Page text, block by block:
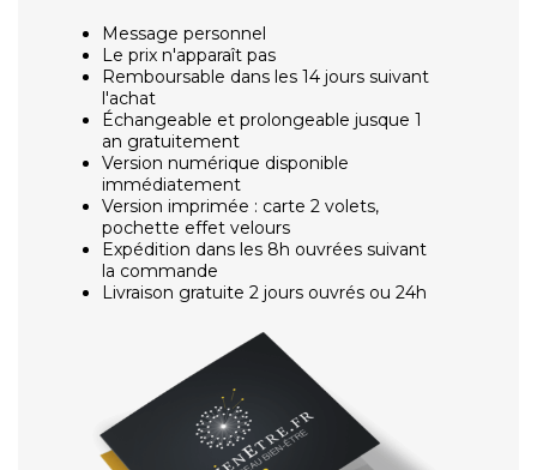
Message personnel
Le prix n'apparaît pas
Remboursable dans les 14 jours suivant
l'achat
Échangeable et prolongeable jusque 1
an gratuitement
Version numérique disponible
immédiatement
Version imprimée : carte 2 volets,
pochette effet velours
Expédition dans les 8h ouvrées suivant
la commande
Livraison gratuite 2 jours ouvrés ou 24h